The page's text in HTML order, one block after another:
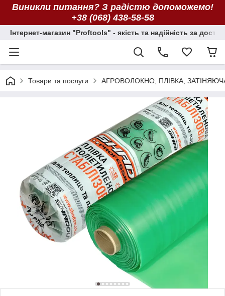
Виникли питання? З радістю допоможемо!
+38 (068) 438-58-58
Інтернет-магазин "Proftools" - якість та надійність за
Товари та послуги АГРОВОЛОКНО, ПЛІВКА,